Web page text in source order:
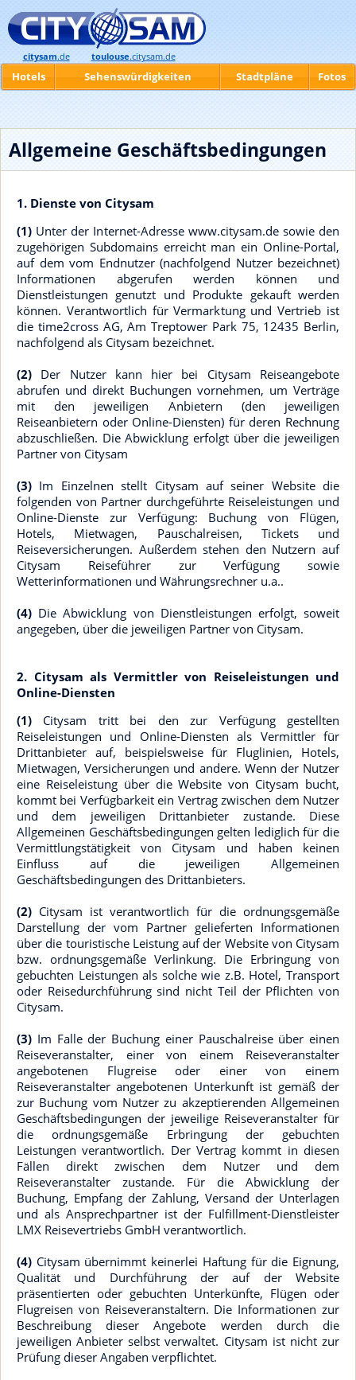
Allgemeine Geschäftsbedingungen
1. Dienste von Citysam
(1) Unter der Internet-Adresse www.citysam.de sowie den
zugehörigen Subdomains erreicht man ein Online-Portal,
auf dem vom Endnutzer (nachfolgend Nutzer bezeichnet)
Informationen abgerufen werden können und
Dienstleistungen genutzt und Produkte gekauft werden
können. Verantwortlich für Vermarktung und Vertrieb ist
die time2cross AG, Am Treptower Park 75, 12435 Berlin,
nachfolgend als Citysam bezeichnet.
(2) Der Nutzer kann hier bei Citysam Reiseangebote
abrufen und direkt Buchungen vornehmen, um Verträge
mit den jeweiligen Anbietern (den jeweiligen
Reiseanbietern oder Online-Diensten) für deren Rechnung
abzuschließen. Die Abwicklung erfolgt über die jeweiligen
Partner von Citysam
(3) Im Einzelnen stellt Citysam auf seiner Website die
folgenden von Partner durchgeführte Reiseleistungen und
Online-Dienste zur Verfügung: Buchung von Flügen,
Hotels, Mietwagen, Pauschalreisen, Tickets und
Reiseversicherungen. Außerdem stehen den Nutzern auf
Citysam Reiseführer zur Verfügung sowie
Wetterinformationen und Währungsrechner u.a..
(4) Die Abwicklung von Dienstleistungen erfolgt, soweit
angegeben, über die jeweiligen Partner von Citysam.
2. Citysam als Vermittler von Reiseleistungen und
Online-Diensten
(1) Citysam tritt bei den zur Verfügung gestellten
Reiseleistungen und Online-Diensten als Vermittler für
Drittanbieter auf, beispielsweise für Fluglinien, Hotels,
Mietwagen, Versicherungen und andere. Wenn der Nutzer
eine Reiseleistung über die Website von Citysam bucht,
kommt bei Verfügbarkeit ein Vertrag zwischen dem Nutzer
und dem jeweiligen Drittanbieter zustande. Diese
Allgemeinen Geschäftsbedingungen gelten lediglich für die
Vermittlungstätigkeit von Citysam und haben keinen
Einfluss auf die jeweiligen Allgemeinen
Geschäftsbedingungen des Drittanbieters.
(2) Citysam ist verantwortlich für die ordnungsgemäße
Darstellung der vom Partner gelieferten Informationen
über die touristische Leistung auf der Website von Citysam
bzw. ordnungsgemäße Verlinkung. Die Erbringung von
gebuchten Leistungen als solche wie z.B. Hotel, Transport
oder Reisedurchführung sind nicht Teil der Pflichten von
Citysam.
(3) Im Falle der Buchung einer Pauschalreise über einen
Reiseveranstalter, einer von einem Reiseveranstalter
angebotenen Flugreise oder einer von einem
Reiseveranstalter angebotenen Unterkunft ist gemäß der
zur Buchung vom Nutzer zu akzeptierenden Allgemeinen
Geschäftsbedingungen der jeweilige Reiseveranstalter für
die ordnungsgemäße Erbringung der gebuchten
Leistungen verantwortlich. Der Vertrag kommt in diesen
Fällen direkt zwischen dem Nutzer und dem
Reiseveranstalter zustande. Für die Abwicklung der
Buchung, Empfang der Zahlung, Versand der Unterlagen
und als Ansprechpartner ist der Fulfillment-Dienstleister
LMX Reisevertriebs GmbH verantwortlich.
(4) Citysam übernimmt keinerlei Haftung für die Eignung,
Qualität und Durchführung der auf der Website
präsentierten oder gebuchten Unterkünfte, Flügen oder
Flugreisen von Reiseveranstaltern. Die Informationen zur
Beschreibung dieser Angebote werden durch die
jeweiligen Anbieter selbst verwaltet. Citysam ist nicht zur
Prüfung dieser Angaben verpflichtet.
citysam.de toulouse.citysam.de
Hotels Sehenswürdigkeiten Stadtpläne Fotos